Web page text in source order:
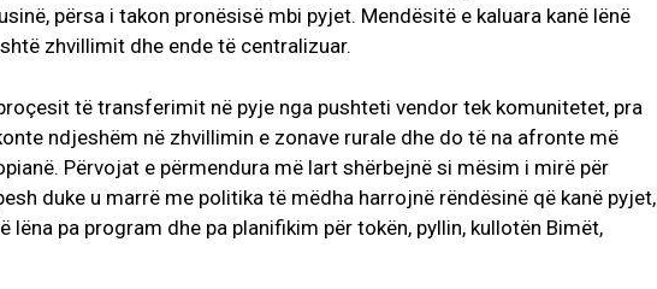
përsa i takon pronësisë mbi pyjet. Mendësitë e kaluara kanë lënë
zhvillimit dhe ende të centralizuar.
të transferimit në pyje nga pushteti vendor tek komunitetet, pra
ndjeshëm në zhvillimin e zonave rurale dhe do të na afronte më
Përvojat e përmendura më lart shërbejnë si mësim i mirë për
duke u marrë me politika të mëdha harrojnë rëndësinë që kanë pyjet,
lëna pa program dhe pa planifikim për tokën, pyllin, kullotën Bimët,